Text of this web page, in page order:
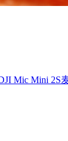
Mic Mini 2S